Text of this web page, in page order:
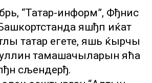
“Татар-информ”, Фђнис
яшђп иќат
татар егете, яшь ќырчы
тамашачыларын яћа
сљендерђ.